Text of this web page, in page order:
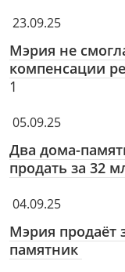
23.09.25
Мэрия не
компенсации
1
05.09.25
Два дома-
продать за 32
04.09.25
Мэрия продаёт
памятник